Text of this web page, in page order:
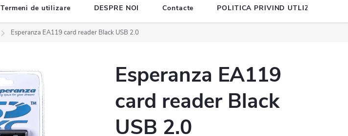
Termeni de utilizare DESPRE NOI Contacte POLITICA PRIVIND UTLIZAREA
Esperanza EA119 card reader Black USB 2.0
Esperanza EA119
card reader Black
USB 2.0